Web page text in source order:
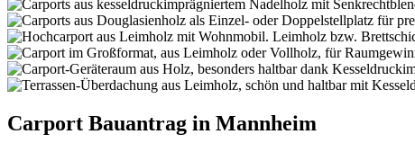
Carport Bauantrag in Mannheim